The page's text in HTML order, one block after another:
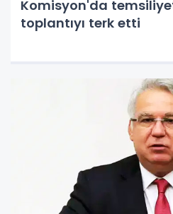
Komisyon'da
toplantıyı terk etti